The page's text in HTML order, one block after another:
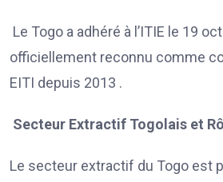
Le Togo a adhéré à l’ITIE le 19
officiellement reconnu comme
EITI depuis 2013 .
Secteur Extractif Togolais et
Le secteur extractif du Togo est